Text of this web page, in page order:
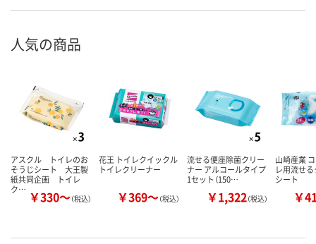
人気の商品
アスクル トイレのお
そうじシート 大王製
紙共同企画 トイレ
ク… ￥330～（税込）
花王 トイレクイックル
トイレクリーナー
￥369～（税込）
流せる便座除菌クリー
ナー アルコールタイプ
1セット（150…
￥1,322（税込）
山崎産業
レ用流せ
シート
￥